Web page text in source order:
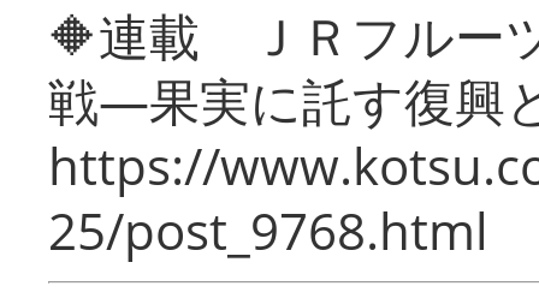
🔶連載 ＪＲフルー
戦―果実に託す復興
https://
25/post_9768.html